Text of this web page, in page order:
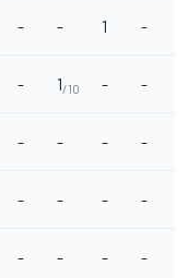
- - 1 -
- 1/10 - -
- - - -
- - - -
- - - -